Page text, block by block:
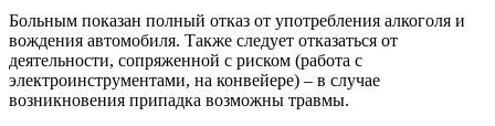
Больным показан полный отказ от употребления алкоголя и
вождения автомобиля. Также следует отказаться от
деятельности, сопряженной с риском (работа с
электроинструментами, на конвейере) – в случае
возникновения припадка возможны травмы.